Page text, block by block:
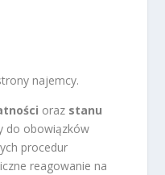
najemcy.
oraz stanu
do obowiązków
procedur
reagowanie na